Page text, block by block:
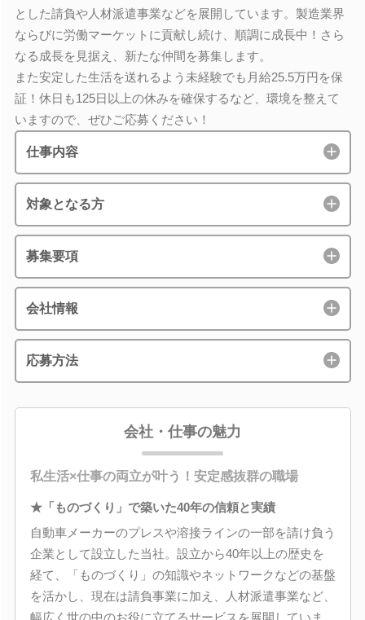
とした請負や人材派遣事業などを展開しています。製造業界
ならびに労働マーケットに貢献し続け、順調に成長中！さら
なる成長を見据え、新たな仲間を募集します。
また安定した生活を送れるよう未経験でも月給25.5万円を保
証！休日も125日以上の休みを確保するなど、環境を整えて
いますので、ぜひご応募ください！
仕事内容
対象となる方
募集要項
会社情報
応募方法
会社・仕事の魅力
私生活×仕事の両立が叶う！安定感抜群の職場
★「ものづくり」で築いた40年の信頼と実績
自動車メーカーのプレスや溶接ラインの一部を請け負う
企業として設立した当社。設立から40年以上の歴史を
経て、「ものづくり」の知識やネットワークなどの基盤
を活かし、現在は請負事業に加え、人材派遣事業など、
幅広く世の中のお役に立てるサービスを展開していま